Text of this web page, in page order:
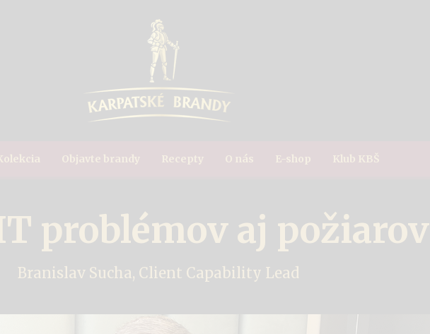
Objavte brandy Recepty O nás E-shop Klub KBŠ
problémov aj požiarov
Branislav Sucha, Client Capability Lead